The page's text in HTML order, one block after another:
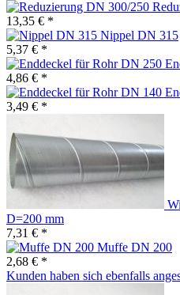
13,35 € *
Nippel DN 315
5,37 € *
4,86 € *
3,49 € *
D=200 mm
7,31 € *
Muffe DN 200
2,68 € *
Kunden haben sich ebenfalls